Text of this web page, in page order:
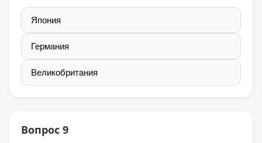
Япония
Германия
Великобритания
Вопрос 9